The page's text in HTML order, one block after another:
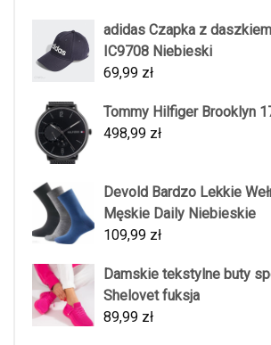
adidas Czapka z
IC9708 Niebieski
69,99 zł
Tommy Hilfiger Brooklyn
498,99 zł
Devold Bardzo Lekkie
Męskie Daily Niebieskie
109,99 zł
Damskie tekstylne buty
Shelovet fuksja
89,99 zł